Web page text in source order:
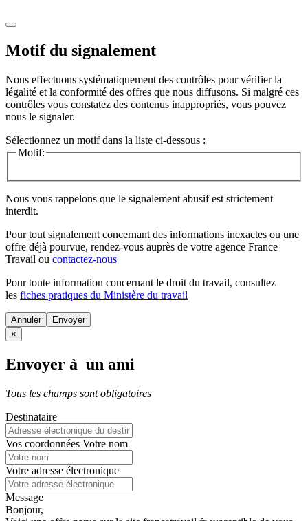
Motif du signalement
Nous effectuons systématiquement des contrôles pour vérifier la
légalité et la conformité des offres que nous diffusons. Si malgré ces
contrôles vous constatez des contenus inappropriés, vous pouvez
nous le signaler.
Sélectionnez un motif dans la liste ci-dessous :
Motif:
Nous vous rappelons que le signalement abusif est strictement
interdit.
Pour tout signalement concernant des informations inexactes ou une
offre déjà pourvue, rendez-vous auprès de votre agence France
Travail ou contactez-nous
Pour toute information concernant le droit du travail, consultez
les fiches pratiques du Ministère du travail
Annuler
×
Envoyer à un ami
Tous les champs sont obligatoires
Destinataire
Vos coordonnées Votre nom
Votre adresse électronique
Message
Bonjour,